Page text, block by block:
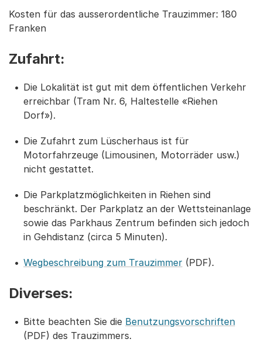
Kosten für das ausserordentliche Trauzimmer: 180
Franken
Zufahrt:
Die Lokalität ist gut mit dem öffentlichen Verkehr
erreichbar (Tram Nr. 6, Haltestelle «Riehen
Dorf»).
Die Zufahrt zum Lüscherhaus ist für
Motorfahrzeuge (Limousinen, Motorräder usw.)
nicht gestattet.
Die Parkplatzmöglichkeiten in Riehen sind
beschränkt. Der Parkplatz an der Wettsteinanlage
sowie das Parkhaus Zentrum befinden sich jedoch
in Gehdistanz (circa 5 Minuten).
Wegbeschreibung zum Trauzimmer (PDF).
Diverses:
Bitte beachten Sie die Benutzungsvorschriften
(PDF) des Trauzimmers.